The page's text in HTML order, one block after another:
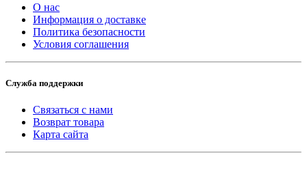
О нас
Информация о доставке
Политика безопасности
Условия соглашения
Служба поддержки
Связаться с нами
Возврат товара
Карта сайта